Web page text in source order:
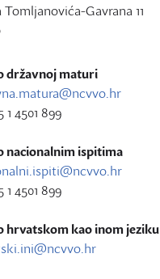
Gavrana 11
državnoj maturi
4501 899
nacionalnim ispitima
4501 899
hrvatskom kao inom jeziku